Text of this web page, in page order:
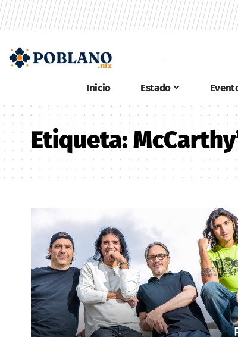
Inicio Estado
Etiqueta: